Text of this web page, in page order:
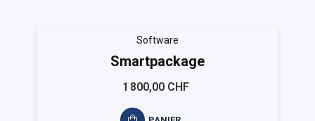
Software
Smartpackage
1 800,00 CHF